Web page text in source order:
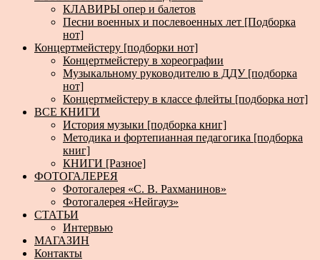
КЛАВИРЫ опер и балетов
Песни военных и послевоенных лет [Подборка
нот]
Концертмейстеру [подборки нот]
Концертмейстеру в хореографии
Музыкальному руководителю в ДДУ [подборка
нот]
Концертмейстеру в классе флейты [подборка нот]
ВСЕ КНИГИ
История музыки [подборка книг]
Методика и фортепианная педагогика [подборка
книг]
КНИГИ [Разное]
ФОТОГАЛЕРЕЯ
Фотогалерея «С. В. Рахманинов»
Фотогалерея «Нейгауз»
СТАТЬИ
Интервью
МАГАЗИН
Контакты